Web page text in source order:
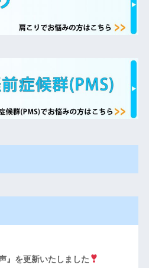
』を更新いたしました